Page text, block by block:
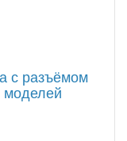
с разъёмом
моделей